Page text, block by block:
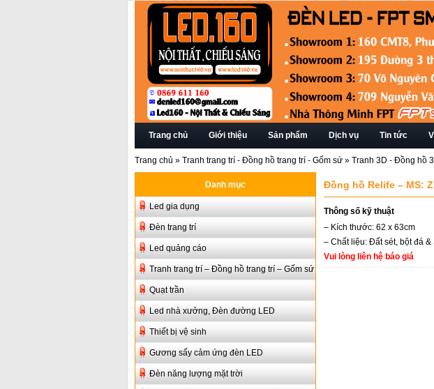
Trang chủ Giới thiệu Sản phẩm Dịch vụ Tin tức
Trang chủ » Tranh trang trí - Đồng hồ trang trí - Gốm sứ » Tranh 3D - Đồng hồ
Danh mục
Led gia dụng
Đèn trang trí
Led quảng cáo
Tranh trang trí – Đồng hồ trang trí – Gốm sứ
Quạt trần
Led nhà xưởng, Đèn đường LED
Thiết bị vệ sinh
Gương sấy cảm ứng đèn LED
Đèn năng lượng mặt trời
Đồng hồ Relife – MS:
Thông số kỹ thuật
– Kích thước: 62 x 63cm
– Chất liệu: Đất sét, bột đá &
Vui lòng liên hệ báo giá